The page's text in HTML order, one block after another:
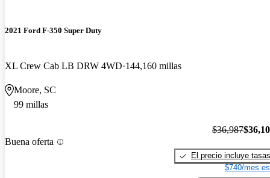
2021 Ford F-350 Super Duty
XL Crew Cab LB DRW 4WD 144,160 millas
Moore, SC
99 millas
Buena oferta
$36,987
El precio incluye tasas
$740/mes